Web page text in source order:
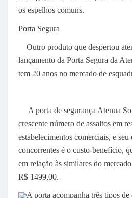
os espelhos comuns.
Porta Segura
Outro produto que despertou
lançamento da Porta Segura da
tem 20 anos no mercado de
A porta de segurança Atenua
crescente número de assaltos em
estabelecimentos comerciais, e
concorrentes é o custo-benefício,
em relação às similares do
R$ 1499,00.
A porta acompanha três tipos